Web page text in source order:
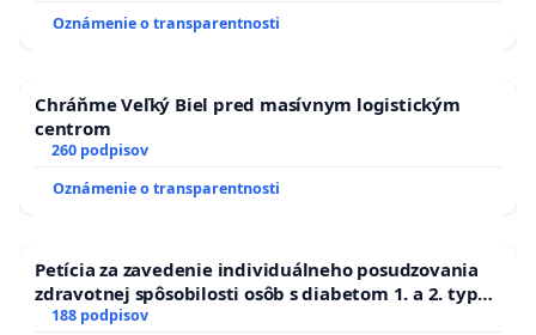
kanálov na Slovensku
Oznámenie o transparentnosti
Chráňme Veľký Biel pred masívnym logistickým
centrom
260 podpisov
Oznámenie o transparentnosti
Petícia za zavedenie individuálneho posudzovania
zdravotnej spôsobilosti osôb s diabetom 1. a 2. typu
pri prijímaní do Policajného zboru SR
188 podpisov